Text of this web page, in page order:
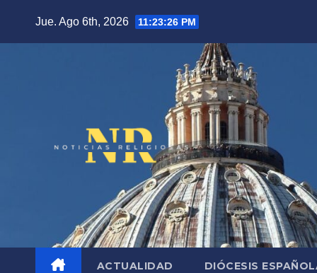
Jue. Ago 6th, 2026 11:23:27 PM
ACTUALIDAD DIÓCESIS